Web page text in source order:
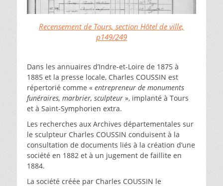
Recensement de Tours, section Hôtel de ville,
p149/249
Dans les annuaires d’Indre-et-Loire de 1875 à
1885 et la presse locale, Charles COUSSIN est
répertorié comme « entrepreneur de monuments
funéraires, marbrier, sculpteur », implanté à Tours
et à Saint-Symphorien extra.
Les recherches aux Archives départementales sur
le sculpteur Charles COUSSIN conduisent à la
consultation de documents liés à la création d’une
société en 1882 et à un jugement de faillite en
1884.
La société créée par Charles COUSSIN le